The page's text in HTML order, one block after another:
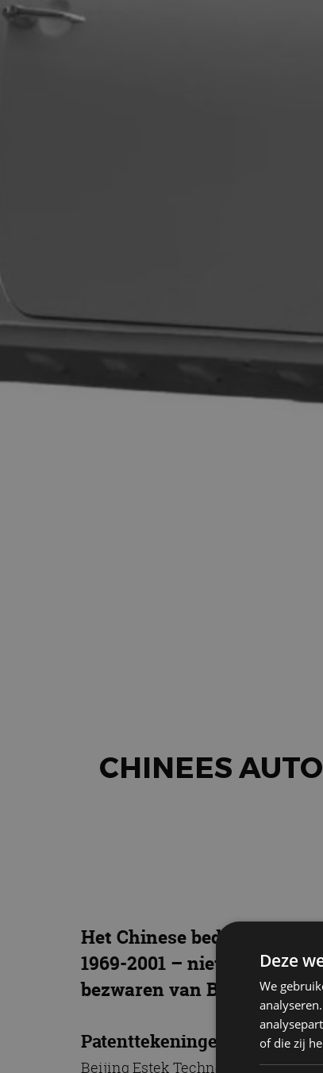
CHINEES
Het Chinese bedrijf Beijing
1969-2001 – niet in
bezwaren van BMW.
Patenttekeningen
Beijing Estek Technology diende
Deze
We
of die zij